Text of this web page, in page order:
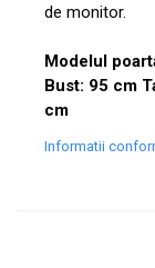
de monitor.
Modelul
Bust: 95 cm
cm
Informatii